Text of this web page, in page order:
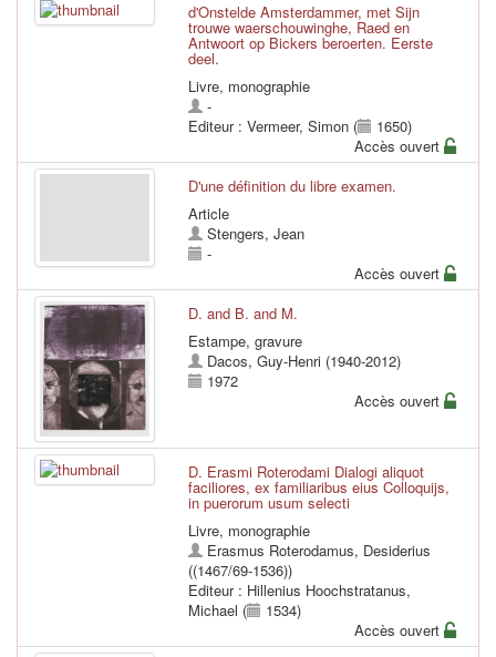
d'Onstelde Amsterdammer, met Sijn
trouwe waerschouwinghe, Raed en
Antwoort op Bickers beroerten. Eerste
deel.
Livre, monographie
-
Editeur : Vermeer, Simon (
1650)
Accès ouvert
D'une définition du libre examen.
Article
Stengers, Jean
-
Accès ouvert
D. and B. and M.
Estampe, gravure
Dacos, Guy-Henri (1940-2012)
1972
Accès ouvert
D. Erasmi Roterodami Dialogi aliquot
faciliores, ex familiaribus eius Colloquijs,
in puerorum usum selecti
Livre, monographie
Erasmus Roterodamus, Desiderius
((1467/69-1536))
Editeur : Hillenius Hoochstratanus,
Michael (
1534)
Accès ouvert